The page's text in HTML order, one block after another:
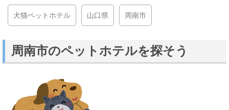
犬猫ペットホテル 山口県 周南市
周南市のペットホテルを探そう